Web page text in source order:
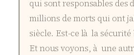
qui sont responsables des
millions de morts qui ont
siècle. Est-ce là la sécurité
Et nous voyons, à une